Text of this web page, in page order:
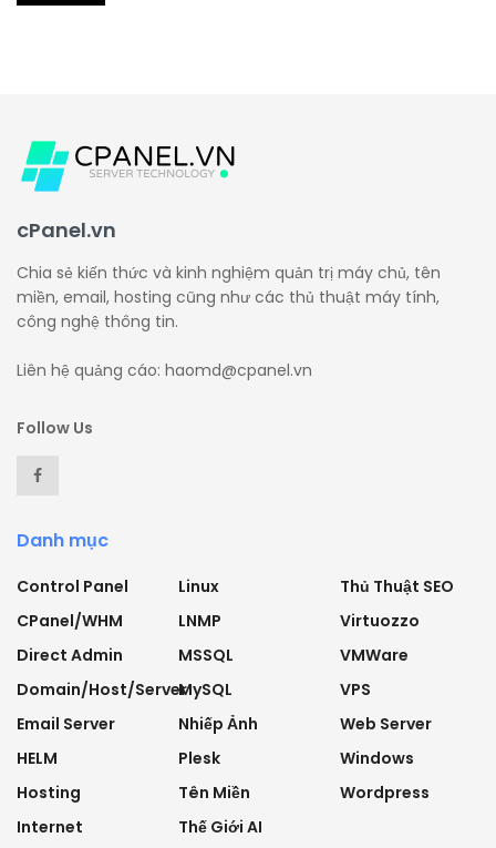
cPanel.vn
Chia sẻ kiến thức và kinh nghiệm quản trị máy chủ, tên
miền, email, hosting cũng như các thủ thuật máy tính,
công nghệ thông tin.
Liên hệ quảng cáo: haomd@cpanel.vn
Follow Us
Danh mục
Control Panel
CPanel/WHM
Direct Admin
Domain/Host/Server
Email Server
HELM
Hosting
Internet
Linux
LNMP
MSSQL
MySQL
Nhiếp Ảnh
Plesk
Tên Miền
Thế Giới AI
Thủ Thuật SEO
Virtuozzo
VMWare
VPS
Web Server
Windows
Wordpress